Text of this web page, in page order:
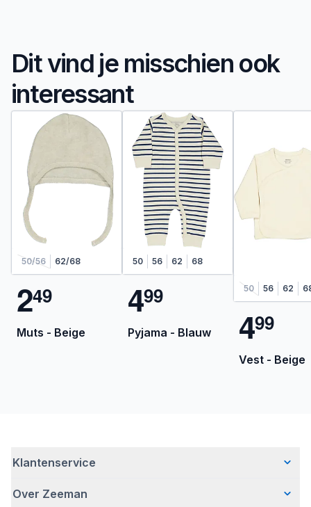
Dit vind je misschien ook
interessant
50/56 62/68
249
Muts - Beige
50 56 62 68
499
Pyjama - Blauw
50 56 62
499
Vest - Beige
Klantenservice
Veelgestelde vragen
Over Zeeman